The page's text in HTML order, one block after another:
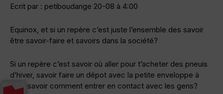
Ecrit par : petiboudange 20-08 à 4:00
Equinox, et si un repère c’est juste l’ensemble des savoir
être savoir-faire et savoirs dans la société?
Si un repère c’est savoir où aller pour t’acheter des pneuis
d’hiver, savoir faire un dépot avec la petite enveloppe à
trou, savoir comment entrer en contact avec les gens?